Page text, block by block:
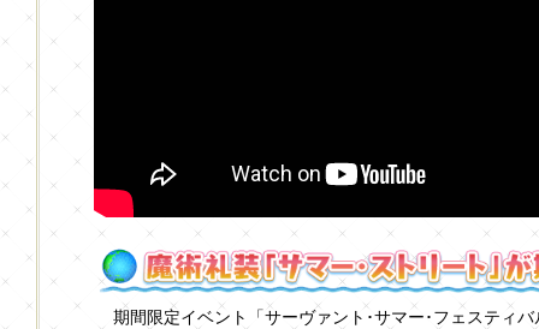
期間限定イベント「サーヴァント･サマー･フェスティ